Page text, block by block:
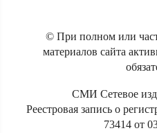
© При полном или
материалов сайта
СМИ Сетевое
Реестровая запись о
73414 от